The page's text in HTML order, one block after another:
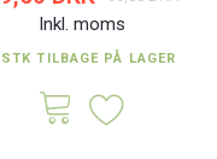
Inkl. moms
TILBAGE PÅ LAGER